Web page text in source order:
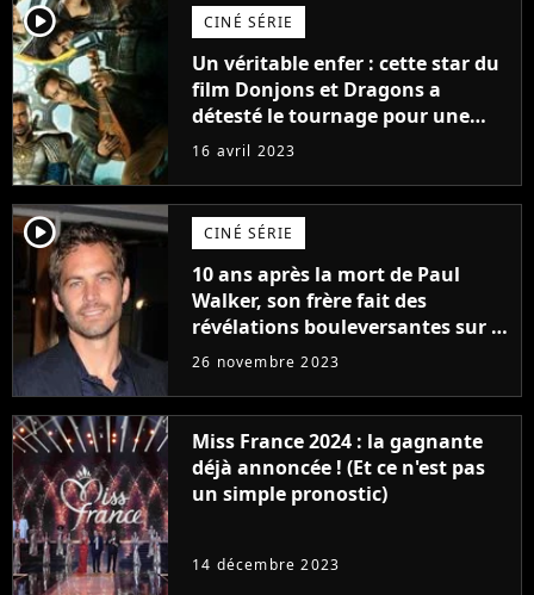
player2 CINÉ SÉRIE
Un véritable enfer : cette star du
film Donjons et Dragons a
détesté le tournage pour une
raison très spéciale
16 avril 2023
player2 CINÉ SÉRIE
10 ans après la mort de Paul
Walker, son frère fait des
révélations bouleversantes sur la
réaction des acteurs de Fast and
26 novembre 2023
Miss France 2024 : la gagnante
déjà annoncée ! (Et ce n'est pas
un simple pronostic)
14 décembre 2023